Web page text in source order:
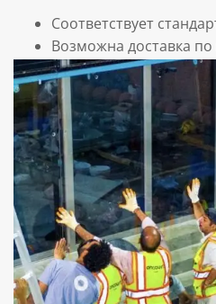
Соответствует
Возможна доставка